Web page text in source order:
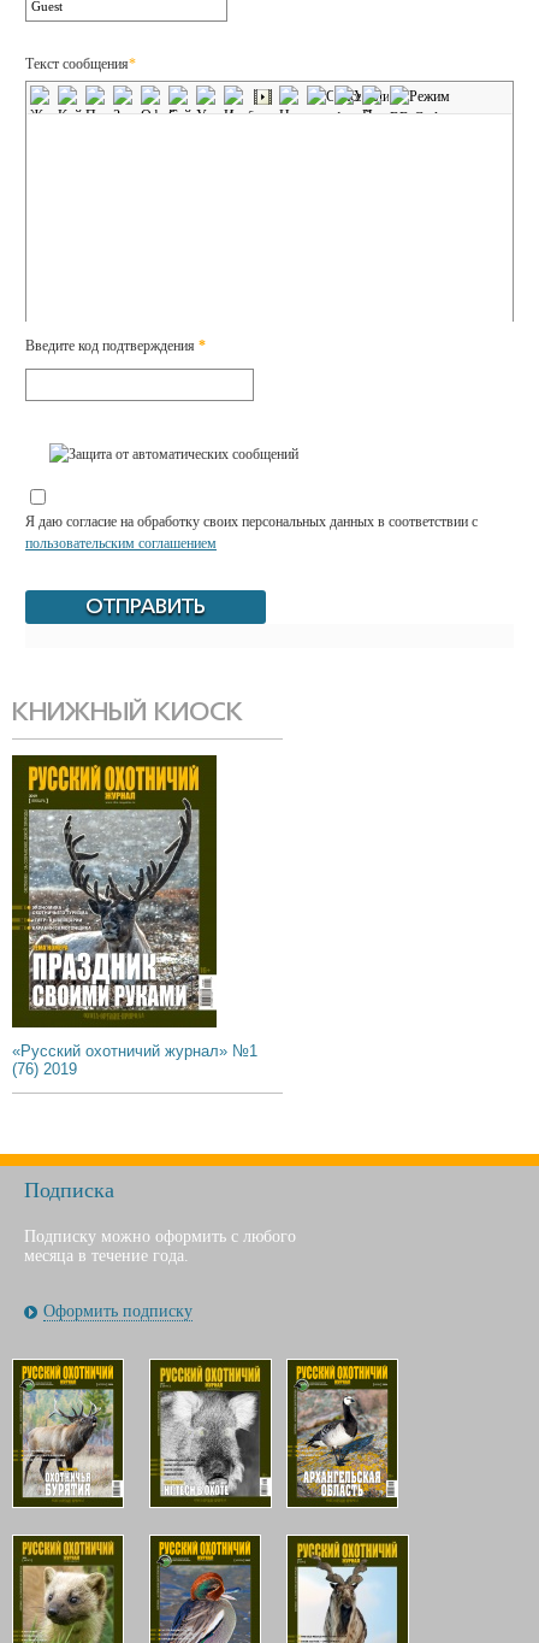
Текст сообщения*
Введите код подтверждения *
Я даю согласие на обработку своих персональных данных в соответствии с
пользовательским соглашением
КНИЖНЫЙ КИОСК
«Русский охотничий журнал» №1
(76) 2019
Подписка
Подписку можно оформить с любого
месяца в течение года.
Оформить подписку